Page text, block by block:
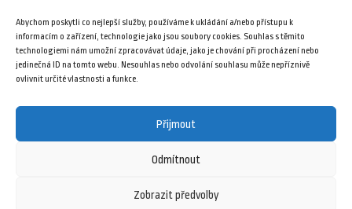
Abychom poskytli co nejlepší služby, používáme k ukládání a/nebo přístupu k
informacím o zařízení, technologie jako jsou soubory cookies. Souhlas s těmito
technologiemi nám umožní zpracovávat údaje, jako je chování při procházení nebo
jedinečná ID na tomto webu. Nesouhlas nebo odvolání souhlasu může nepříznivě
ovlivnit určité vlastnosti a funkce.
Přijmout
Odmítnout
Zobrazit předvolby
69,00Kč
Přidat do košíku
49,00Kč
Přidat do košíku